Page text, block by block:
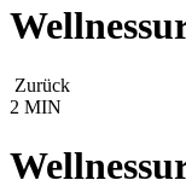
Zurück
2 MIN